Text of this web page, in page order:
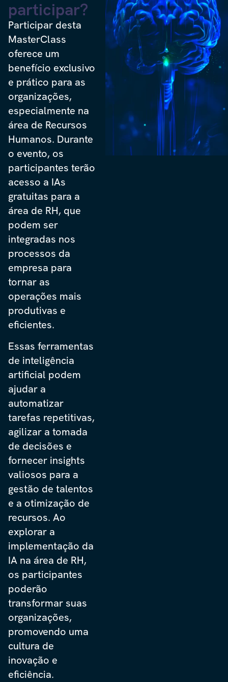
participar?
Participar desta
MasterClass
oferece um
benefício exclusivo
e prático para as
organizações,
especialmente na
área de Recursos
Humanos. Durante
o evento, os
participantes terão
acesso a IAs
gratuitas para a
área de RH, que
podem ser
integradas nos
processos da
empresa para
tornar as
operações mais
produtivas e
eficientes.
Essas ferramentas
de inteligência
artificial podem
ajudar a
automatizar
tarefas repetitivas,
agilizar a tomada
de decisões e
fornecer insights
valiosos para a
gestão de talentos
e a otimização de
recursos. Ao
explorar a
implementação da
IA na área de RH,
os participantes
poderão
transformar suas
organizações,
promovendo uma
cultura de
inovação e
eficiência.